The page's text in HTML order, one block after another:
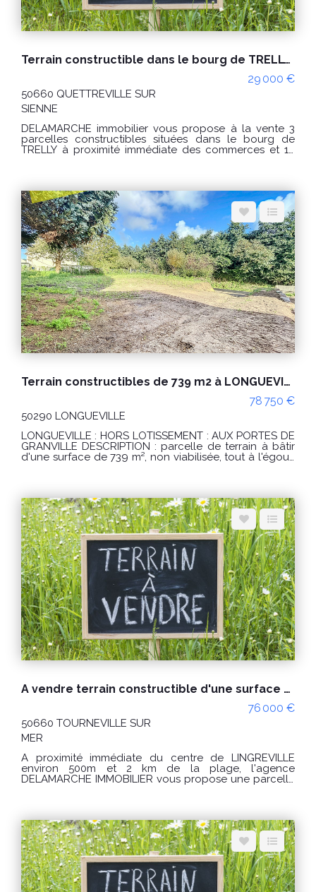
Terrain constructible dans le bourg de TRELLY lot 2
29 000 €
50660 QUETTREVILLE SUR
SIENNE
DELAMARCHE immobilier vous propose à la vente 3
parcelles constructibles situées dans le bourg de
TRELLY à proximité immédiate des commerces et 10
l'égout). Lot numéro 2 : - Surface : environ 950m². - Prix
: 29 000€ honoraires charge vendeur. - Référence :
9896DP Lot 2 « Les informations sur les risques
auxquels ce bien est exposé sont disponibles sur le
site Géorisques : www.georisques.gouv.fr » Pour visiter,
contactez l'agence DELAMARCHE immobilier de
HAUTEVILLE SUR MER au 02 33 46 96 79.
Terrain constructibles de 739 m2 à LONGUEVILLE
78 750 €
50290 LONGUEVILLE
LONGUEVILLE : HORS LOTISSEMENT : AUX PORTES DE
GRANVILLE DESCRIPTION : parcelle de terrain à bâtir
d'une surface de 739 m², non viabilisée, tout à l'égout.
Géorisques : www.georisques.gouv.fr » POUR VISITER :
Agence DELAMARCHE 12 Rue Clément Desmaisons
50400 GRANVILLE Quentin Mareuge Référence
annonce : 8841QM
A vendre terrain constructible d'une surface d'environ 548m² - à viabiliser - LINGREVILLE ( 50660)
76 000 €
50660 TOURNEVILLE SUR
MER
A proximité immédiate du centre de LINGREVILLE
environ 500m et 2 km de la plage, l'agence
DELAMARCHE IMMOBILIER vous propose une parcelle
constructeur Prix de vente 76.000€ Honoraires charge
VENDEUR Référence agence: 9910AB Les
informations sur les risques auxquels ce bien est
exposé sont disponibles sur le site Géorisques :
www.georisques.gouv.fr Pour visiter contacter
DELAMARCHE IMMOBILIER AVRANCHES Aymeric
BOIVENT au 06.19.12.79.08 ou 02 33 91 40 42